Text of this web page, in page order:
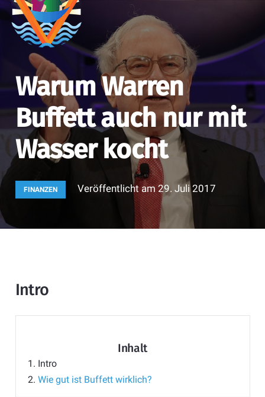
Warum Warren
Buffett auch nur mit
Wasser kocht
FINANZEN Veröffentlicht am29. Juli 2017
Intro
Inhalt
1. Intro
2. Wie gut ist Buffett wirklich?